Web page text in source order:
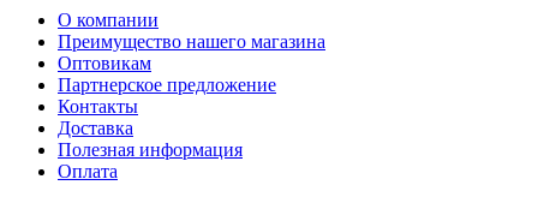
О компании
Преимущество нашего магазина
Оптовикам
Партнерское предложение
Контакты
Доставка
Полезная информация
Оплата